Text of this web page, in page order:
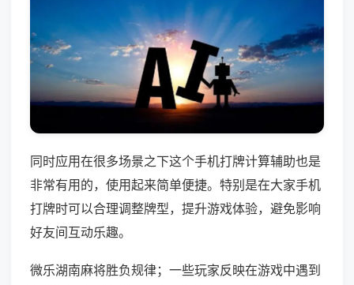
同时应用在很多场景之下这个手机打牌计算辅助也是
非常有用的，使用起来简单便捷。特别是在大家手机
打牌时可以合理调整牌型，提升游戏体验，避免影响
好友间互动乐趣。
微乐湖南麻将胜负规律；一些玩家反映在游戏中遇到